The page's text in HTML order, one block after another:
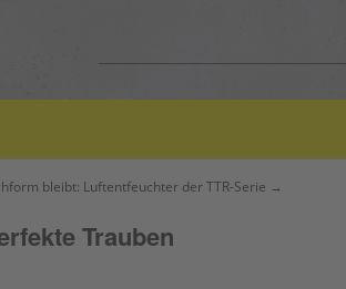
bleibt: Luftentfeuchter der TTR-Serie →
Trauben